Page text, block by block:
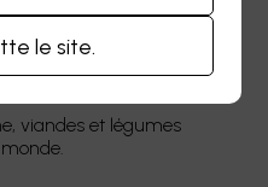
le site.
viandes et légumes